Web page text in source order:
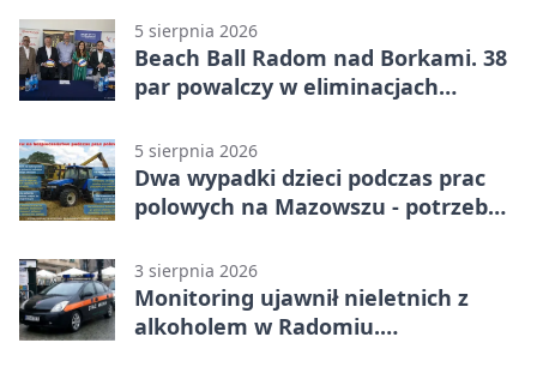
5 sierpnia 2026
Beach Ball Radom nad Borkami. 38
par powalczy w eliminacjach
5 sierpnia 2026
Dwa wypadki dzieci podczas prac
polowych na Mazowszu - potrzebna
3 sierpnia 2026
Monitoring ujawnił nieletnich z
alkoholem w Radomiu.